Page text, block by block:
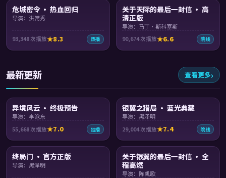
危城密令 · 热血回归
导演：洪常秀
93,348 次播放 8.3 热播
关于天际的最后一封信 · 高
清正版
导演：马丁·斯科塞斯
90,674次播放 6.6 院线
最新更新 查看更多
异境风云 · 终极预告
导演：李沧东
55,668 次播放 7.0 独播
银翼之猎局 · 蓝光典藏
导演：黑泽明
29,004次播放 7.4 院线
终局门 · 官方正版
导演：黑泽明
关于银翼的最后一封信 · 全
程高燃
导演：陈凯歌